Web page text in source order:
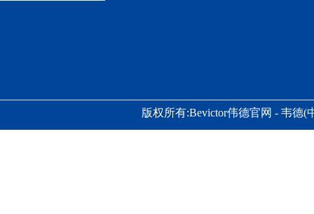
版权所有:Bevictor伟德官网 - 韦德(